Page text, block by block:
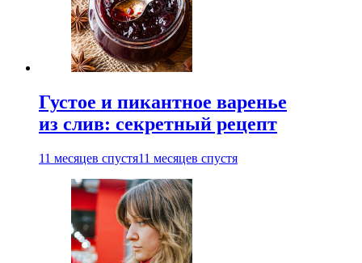
Густое и пикантное варенье
из слив: секретный рецепт
11 месяцев спустя11 месяцев спустя